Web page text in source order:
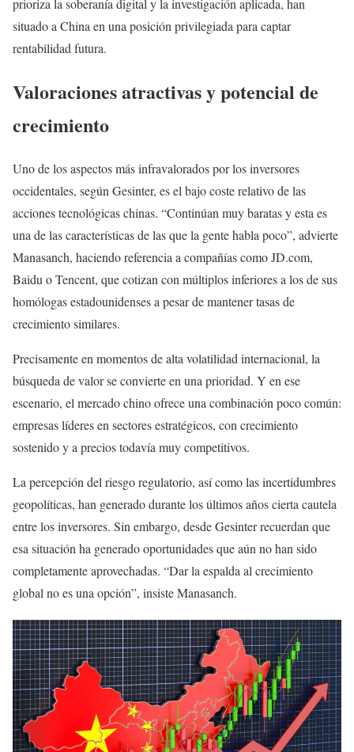
prioriza la soberanía digital y la investigación aplicada, han
situado a China en una posición privilegiada para captar
rentabilidad futura.
Valoraciones atractivas y potencial de
crecimiento
Uno de los aspectos más infravalorados por los inversores
occidentales, según Gesinter, es el bajo coste relativo de las
acciones tecnológicas chinas. “Continúan muy baratas y esta es
una de las características de las que la gente habla poco”, advierte
Manasanch, haciendo referencia a compañías como JD.com,
Baidu o Tencent, que cotizan con múltiplos inferiores a los de sus
homólogas estadounidenses a pesar de mantener tasas de
crecimiento similares.
Precisamente en momentos de alta volatilidad internacional, la
búsqueda de valor se convierte en una prioridad. Y en ese
escenario, el mercado chino ofrece una combinación poco común:
empresas líderes en sectores estratégicos, con crecimiento
sostenido y a precios todavía muy competitivos.
La percepción del riesgo regulatorio, así como las incertidumbres
geopolíticas, han generado durante los últimos años cierta cautela
entre los inversores. Sin embargo, desde Gesinter recuerdan que
esa situación ha generado oportunidades que aún no han sido
completamente aprovechadas. “Dar la espalda al crecimiento
global no es una opción”, insiste Manasanch.